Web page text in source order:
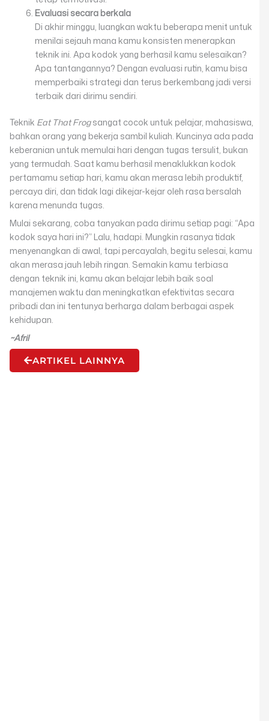
Evaluasi secara berkala
Di akhir minggu, luangkan waktu beberapa menit untuk
menilai sejauh mana kamu konsisten menerapkan
teknik ini. Apa kodok yang berhasil kamu selesaikan?
Apa tantangannya? Dengan evaluasi rutin, kamu bisa
memperbaiki strategi dan terus berkembang jadi versi
terbaik dari dirimu sendiri.
Teknik Eat That Frogsangat cocok untuk pelajar, mahasiswa,
bahkan orang yang bekerja sambil kuliah. Kuncinya ada pada
keberanian untuk memulai hari dengan tugas tersulit, bukan
yang termudah. Saat kamu berhasil menaklukkan kodok
pertamamu setiap hari, kamu akan merasa lebih produktif,
percaya diri, dan tidak lagi dikejar-kejar oleh rasa bersalah
karena menunda tugas.
Mulai sekarang, coba tanyakan pada dirimu setiap pagi: “Apa
kodok saya hari ini?” Lalu, hadapi. Mungkin rasanya tidak
menyenangkan di awal, tapi percayalah, begitu selesai, kamu
akan merasa jauh lebih ringan. Semakin kamu terbiasa
dengan teknik ini, kamu akan belajar lebih baik soal
manajemen waktu dan meningkatkan efektivitas secara
pribadi dan ini tentunya berharga dalam berbagai aspek
kehidupan.
~Afril
ARTIKEL LAINNYA